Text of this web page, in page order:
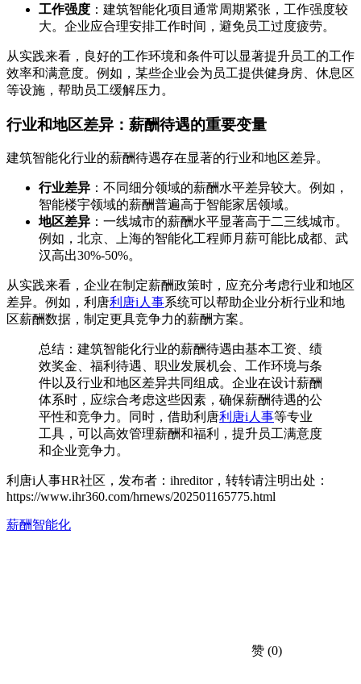
工作强度 ：建筑智能化项目通常周期紧张，工作强度较
大。企业应合理安排工作时间，避免员工过度疲劳。
从实践来看，良好的工作环境和条件可以显著提升员工的工作
效率和满意度。例如，某些企业会为员工提供健身房、休息区
等设施，帮助员工缓解压力。
行业和地区差异：薪酬待遇的重要变量
建筑智能化行业的薪酬待遇存在显著的行业和地区差异。
行业差异 ：不同细分领域的薪酬水平差异较大。例如，
智能楼宇领域的薪酬普遍高于智能家居领域。
地区差异 ：一线城市的薪酬水平显著高于二三线城市。
例如，北京、上海的智能化工程师月薪可能比成都、武
汉高出30%-50%。
从实践来看，企业在制定薪酬政策时，应充分考虑行业和地区
差异。例如，利唐利唐i人事系统可以帮助企业分析行业和地
区薪酬数据，制定更具竞争力的薪酬方案。
总结：建筑智能化行业的薪酬待遇由基本工资、绩
效奖金、福利待遇、职业发展机会、工作环境与条
件以及行业和地区差异共同组成。企业在设计薪酬
体系时，应综合考虑这些因素，确保薪酬待遇的公
平性和竞争力。同时，借助利唐利唐i人事等专业
工具，可以高效管理薪酬和福利，提升员工满意度
和企业竞争力。
利唐i人事HR社区，发布者：ihreditor，转转请注明出处：
https://www.ihr360.com/hrnews/202501165775.html
薪酬智能化
赞 (0)